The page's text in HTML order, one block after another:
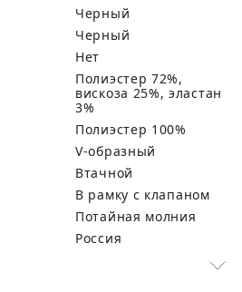
Черный
черный
Нет
полиэстер 72%,
вискоза 25%, эластан
3%
Полиэстер 100%
V-образный
Втачной
В рамку с клапаном
Потайная молния
Россия